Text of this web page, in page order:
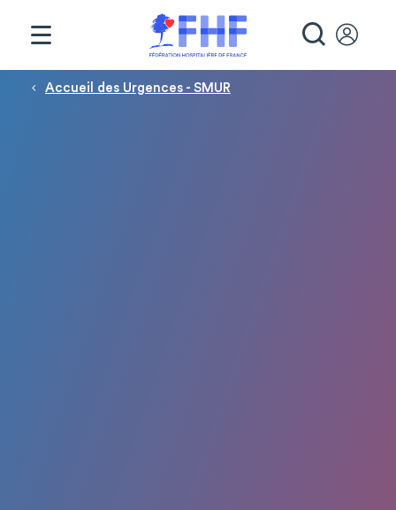
Fil d'Ariane
Accueil des Urgences - SMUR
Panneau de gestion des cookies